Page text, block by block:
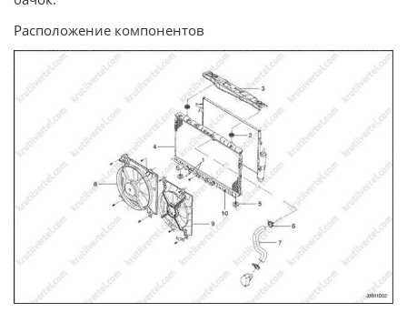
Расположение компонентов